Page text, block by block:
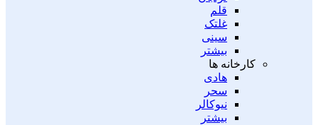
قلم
غلتک
سینی
بیشتر
کارخانه ها
هادی
سحر
نیوکالر
بیشتر